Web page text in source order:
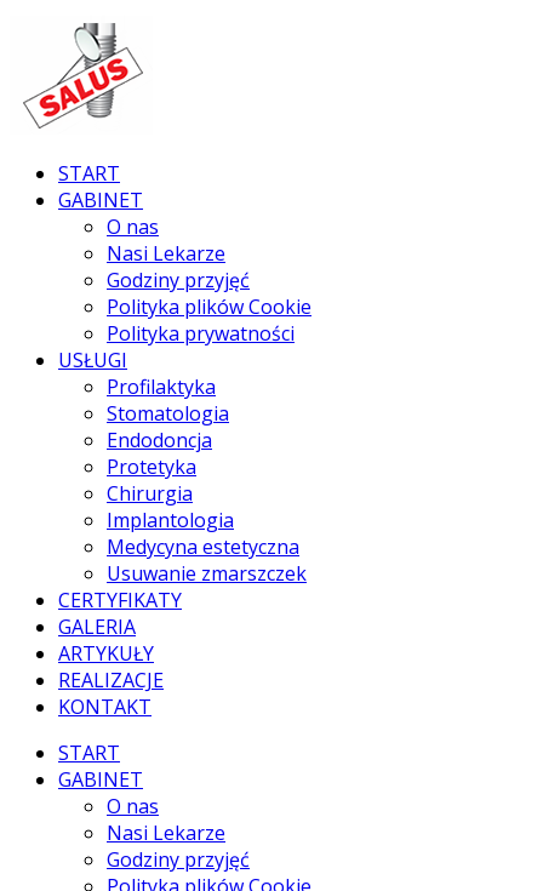
START
GABINET
O nas
Nasi Lekarze
Godziny przyjęć
Polityka plików Cookie
Polityka prywatności
USŁUGI
Profilaktyka
Stomatologia
Endodoncja
Protetyka
Chirurgia
Implantologia
Medycyna estetyczna
Usuwanie zmarszczek
CERTYFIKATY
GALERIA
ARTYKUŁY
REALIZACJE
KONTAKT
START
GABINET
O nas
Nasi Lekarze
Godziny przyjęć